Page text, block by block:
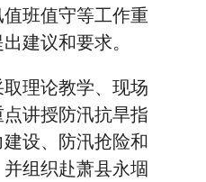
班值守等工作重
建议和要求。
理论教学、现场
讲授防汛抗旱指
设、防汛抢险和
组织赴萧县永堌